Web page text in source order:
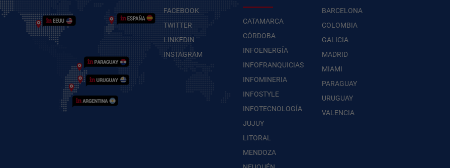
FACEBOOK
TWITTER
LINKEDIN
INSTAGRAM
CATAMARCA
CÓRDOBA
INFOENERGÍA
INFOFRANQUICIAS
INFOMINERIA
INFOSTYLE
INFOTECNOLOGÍA
JUJUY
LITORAL
MENDOZA
BARCELONA
COLOMBIA
GALICIA
MADRID
MIAMI
PARAGUAY
URUGUAY
VALENCIA